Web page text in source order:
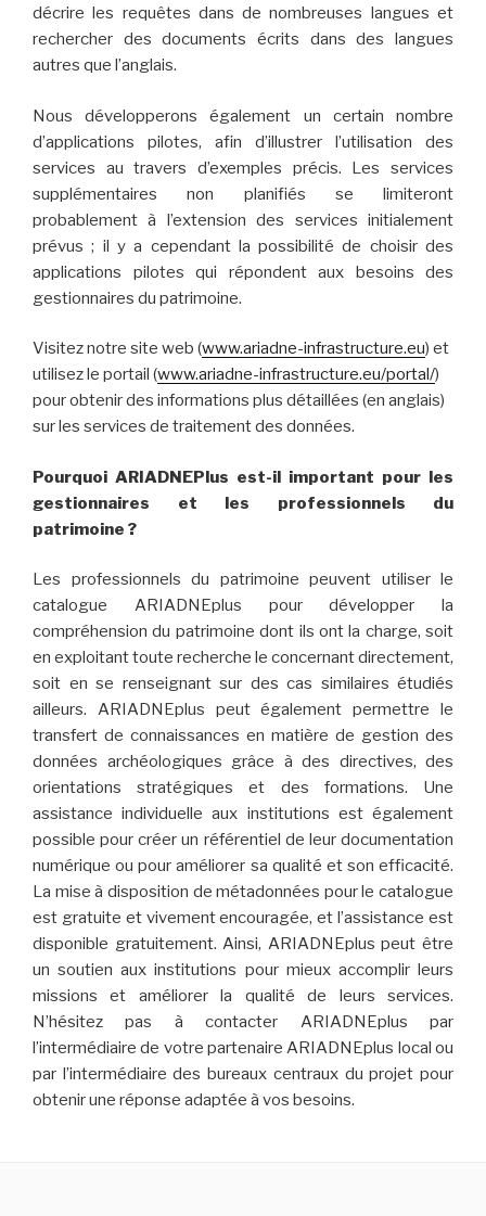
décrire les requêtes dans de nombreuses langues et
rechercher des documents écrits dans des langues
autres que l’anglais.
Nous développerons également un certain nombre
d’applications pilotes, afin d’illustrer l’utilisation des
services au travers d’exemples précis. Les services
supplémentaires non planifiés se limiteront
probablement à l’extension des services initialement
prévus ; il y a cependant la possibilité de choisir des
applications pilotes qui répondent aux besoins des
gestionnaires du patrimoine.
Visitez notre site web (www.ariadne-infrastructure.eu) et
utilisez le portail (www.ariadne-infrastructure.eu/portal/)
pour obtenir des informations plus détaillées (en anglais)
sur les services de traitement des données.
Pourquoi ARIADNEPlus est-il important pour les
gestionnaires et les professionnels du
patrimoine ?
Les professionnels du patrimoine peuvent utiliser le
catalogue ARIADNEplus pour développer la
compréhension du patrimoine dont ils ont la charge, soit
en exploitant toute recherche le concernant directement,
soit en se renseignant sur des cas similaires étudiés
ailleurs. ARIADNEplus peut également permettre le
transfert de connaissances en matière de gestion des
données archéologiques grâce à des directives, des
orientations stratégiques et des formations. Une
assistance individuelle aux institutions est également
possible pour créer un référentiel de leur documentation
numérique ou pour améliorer sa qualité et son efficacité.
La mise à disposition de métadonnées pour le catalogue
est gratuite et vivement encouragée, et l’assistance est
disponible gratuitement. Ainsi, ARIADNEplus peut être
un soutien aux institutions pour mieux accomplir leurs
missions et améliorer la qualité de leurs services.
N’hésitez pas à contacter ARIADNEplus par
l’intermédiaire de votre partenaire ARIADNEplus local ou
par l’intermédiaire des bureaux centraux du projet pour
obtenir une réponse adaptée à vos besoins.